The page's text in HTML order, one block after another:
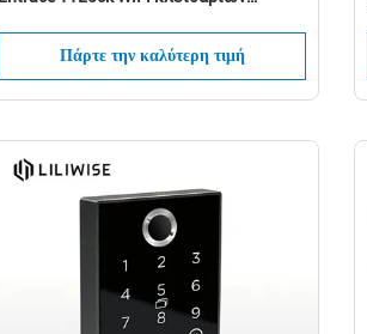
Πάρτε την καλύτερη τιμή